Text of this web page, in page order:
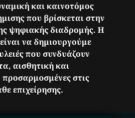
και καινοτόμος
που βρίσκεται στην
ψηφιακής διαδρομής. Η
να δημιουργούμε
που συνδυάζουν
αισθητική και
στις
επιχείρησης.